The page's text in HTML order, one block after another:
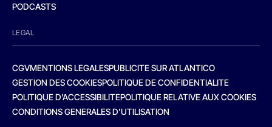
PODCASTS
LEGAL
CGVMENTIONS LEGALESPUBLICITE SUR ATLANTICO
GESTION DES COOKIESPOLITIQUE DE CONFIDENTIALITE
POLITIQUE D’ACCESSIBILITEPOLITIQUE RELATIVE AUX COOKIES
CONDITIONS GENERALES D’UTILISATION